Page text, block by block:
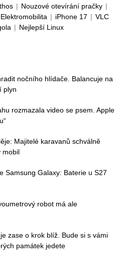
| Nouzové otevírání pračky |
Elektromobilita | iPhone 17 | VLC
| Nejlepší Linux
nočního hlídače. Balancuje na
plyn
rozmazala video se psem. Apple
Majitelé karavanů schválně
mobil
Samsung Galaxy: Baterie u S27
robot má ale
zase o krok blíž. Bude si s vámi
památek jedete